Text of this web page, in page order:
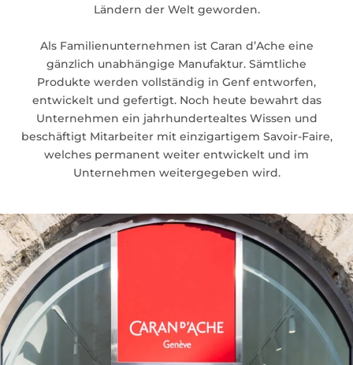
Ländern der Welt geworden.
Als Familienunternehmen ist Caran d’Ache eine
gänzlich unabhängige Manufaktur. Sämtliche
Produkte werden vollständig in Genf entworfen,
entwickelt und gefertigt. Noch heute bewahrt das
Unternehmen ein jahrhundertealtes Wissen und
beschäftigt Mitarbeiter mit einzigartigem Savoir-Faire,
welches permanent weiter entwickelt und im
Unternehmen weitergegeben wird.